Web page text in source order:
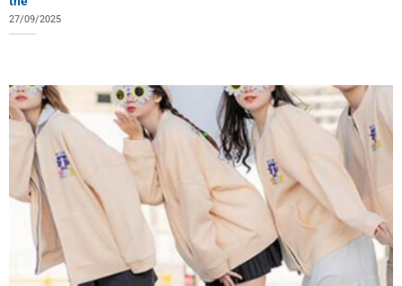
27/09/2025